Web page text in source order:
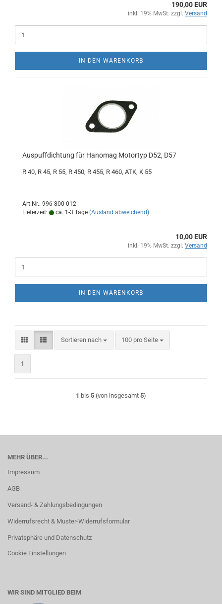
190,00 EUR
inkl. 19% MwSt. zzgl. Versand
IN DEN WARENKORB
Auspuffdichtung für Hanomag Motortyp D52, D57
R 40, R 45, R 55, R 450, R 455, R 460, ATK, K 55
Art.Nr.: 996 800 012
Lieferzeit:
ca. 1-3 Tage (Ausland abweichend)
10,00 EUR
inkl. 19% MwSt. zzgl. Versand
IN DEN WARENKORB
Sortieren nach
Sortieren nach 100 pro Seite
pro Seite
1
1 bis 5 (von insgesamt 5)
MEHR ÜBER...
Impressum
AGB
Versand- & Zahlungsbedingungen
Widerrufsrecht & Muster-Widerrufsformular
Privatsphäre und Datenschutz
Cookie Einstellungen
WIR SIND MITGLIED BEIM